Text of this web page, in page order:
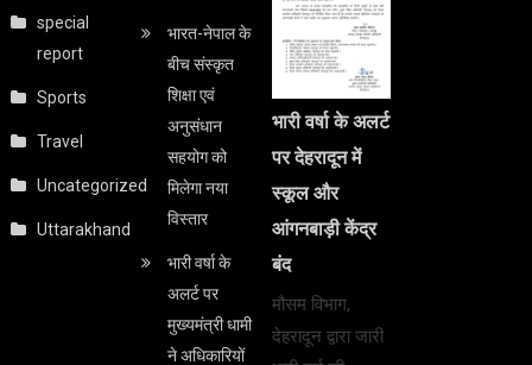
special
report
Sports
Travel
Uncategorized
Uttarakhand
भारत-नेपाल के
बीच संस्कृत
शिक्षा एवं
अनुसंधान
सहयोग को
मिलेगा नया
विस्तार
भारी वर्षा के
अलर्ट पर
मुख्यमंत्री धामी
ने अधिकारियों
भारी वर्षा के अलर्ट
पर देहरादून में
स्कूल और
आंगनबाड़ी केंद्र
बंद
मौसम विभाग,
देहरादून द्वारा जारी